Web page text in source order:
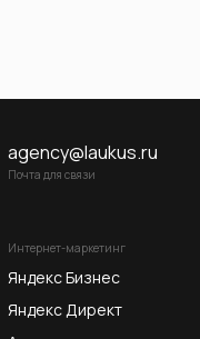
Интернет-маркетинг
Яндекс Директ
Яндекс Бизнес
agency@laukus.ru
Почта для связи